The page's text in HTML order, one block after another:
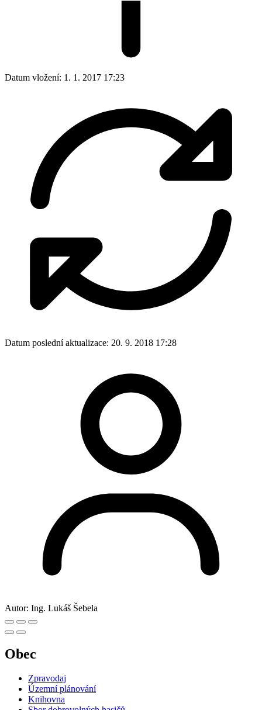
Datum vložení: 1. 1. 2017 17:23
Datum poslední aktualizace: 20. 9. 2018 17:28
Autor: Ing. Lukáš Šebela
Obec
Zpravodaj
Územní plánování
Knihovna